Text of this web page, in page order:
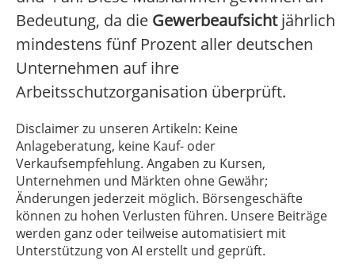
Bedeutung, da die Gewerbeaufsichtjährlich
mindestens fünf Prozent aller deutschen
Unternehmen auf ihre
Arbeitsschutzorganisation überprüft.
Disclaimer zu unseren Artikeln: Keine
Anlageberatung, keine Kauf- oder
Verkaufsempfehlung. Angaben zu Kursen,
Unternehmen und Märkten ohne Gewähr;
Änderungen jederzeit möglich. Börsengeschäfte
können zu hohen Verlusten führen. Unsere Beiträge
werden ganz oder teilweise automatisiert mit
Unterstützung von AI erstellt und geprüft.